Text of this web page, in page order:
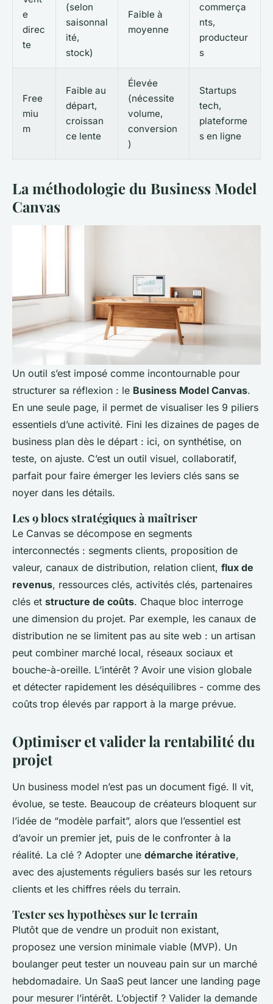
e
direc
te
(selon
saisonnal
ité,
stock)
Faible à
moyenne
commerça
nts,
producteur
s
Free
miu
m
Faible au
départ,
croissan
ce lente
Élevée
(nécessite
volume,
conversion
)
Startups
tech,
plateforme
s en ligne
La méthodologie du Business Model
Canvas
Un outil s’est imposé comme incontournable pour
structurer sa réflexion : le Business Model Canvas.
En une seule page, il permet de visualiser les 9 piliers
essentiels d’une activité. Fini les dizaines de pages de
business plan dès le départ : ici, on synthétise, on
teste, on ajuste. C’est un outil visuel, collaboratif,
parfait pour faire émerger les leviers clés sans se
noyer dans les détails.
Les 9 blocs stratégiques à maîtriser
Le Canvas se décompose en segments
interconnectés : segments clients, proposition de
valeur, canaux de distribution, relation client, flux de
revenus, ressources clés, activités clés, partenaires
clés et structure de coûts. Chaque bloc interroge
une dimension du projet. Par exemple, les canaux de
distribution ne se limitent pas au site web : un artisan
peut combiner marché local, réseaux sociaux et
bouche-à-oreille. L’intérêt ? Avoir une vision globale
et détecter rapidement les déséquilibres - comme des
coûts trop élevés par rapport à la marge prévue.
Optimiser et valider la rentabilité du
projet
Un business model n’est pas un document figé. Il vit,
évolue, se teste. Beaucoup de créateurs bloquent sur
l’idée de “modèle parfait”, alors que l’essentiel est
d’avoir un premier jet, puis de le confronter à la
réalité. La clé ? Adopter une démarche itérative,
avec des ajustements réguliers basés sur les retours
clients et les chiffres réels du terrain.
Tester ses hypothèses sur le terrain
Plutôt que de vendre un produit non existant,
proposez une version minimale viable (MVP). Un
boulanger peut tester un nouveau pain sur un marché
hebdomadaire. Un SaaS peut lancer une landing page
pour mesurer l’intérêt. L’objectif ? Valider la demande